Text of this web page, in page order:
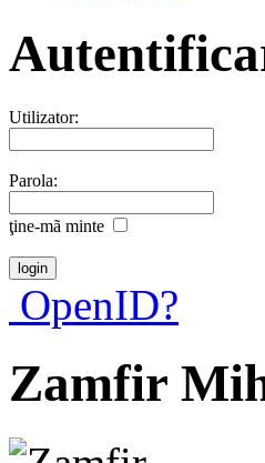
Utilizator:
Parola:
ţine-mã minte
OpenID?
Zamfir